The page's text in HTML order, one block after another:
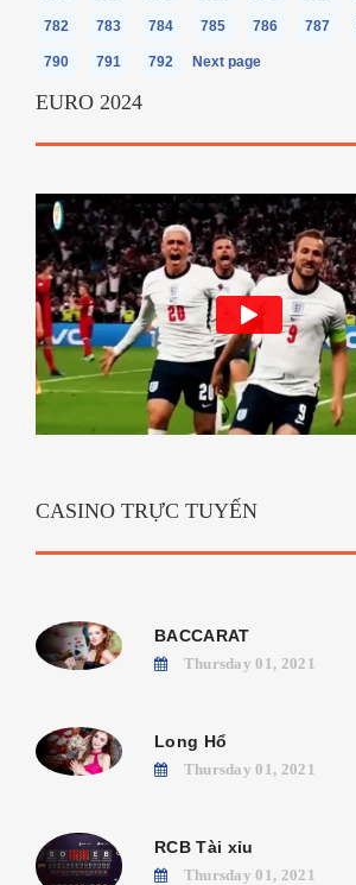
782 783 784 785 786 787
790 791 792 Next page
EURO 2024
CASINO TRỰC TUYẾN
BACCARAT
Thursday 01, 2021
Long Hổ
Thursday 01, 2021
RCB Tài xỉu
Thursday 01, 2021